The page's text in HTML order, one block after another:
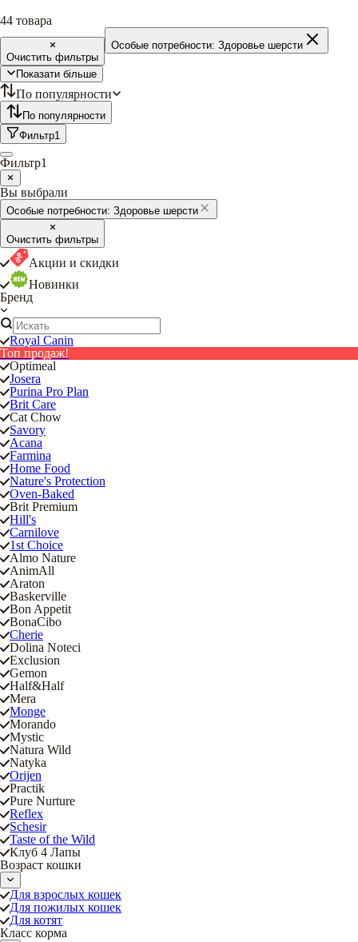
44 товара
Очистить фильтры
Особые потребности: Здоровье шерсти
Показати більше
По популярности
По популярности
Фильтр1
Фильтр1
Вы выбрали
Особые потребности: Здоровье шерсти
Очистить фильтры
Акции и скидки
Новинки
Бренд
Royal Canin
Топ продаж!
Optimeal
Josera
Purina Pro Plan
Brit Care
Cat Chow
Savory
Acana
Farmina
Home Food
Nature's Protection
Oven-Baked
Brit Premium
Hill's
Carnilove
1st Choice
Almo Nature
AnimAll
Araton
Baskerville
Bon Appetit
BonaCibo
Cherie
Dolina Noteci
Exclusion
Gemon
Half&Half
Mera
Monge
Morando
Mystic
Natura Wild
Natyka
Orijen
Practik
Pure Nurture
Reflex
Schesir
Taste of the Wild
Клуб 4 Лапы
Возраст кошки
Для взрослых кошек
Для пожилых кошек
Для котят
Класс корма